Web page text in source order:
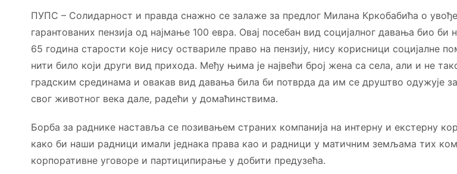
ПУПС – Солидарност и правда снажно се залаже за предлог Милана Кркобабића о
гарантованих пензија од најмање 100 евра. Овај посебан вид социјалног давања био
65 година старости које нису оствариле право на пензију, нису корисници социјалне
нити било који други вид прихода. Међу њима је највећи број жена са села, али и не
градским срединама и овакав вид давања била би потврда да им се друштво одужује
свог животног века дале, радећи у домаћинствима.
Борба за раднике наставља се позивањем страних компанија на интерну и екстерну
како би наши радници имали једнака права као и радници у матичним земљама тих
корпоративне уговоре и партиципирање у добити предузећа.